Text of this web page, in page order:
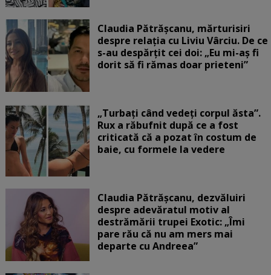
Claudia Pătrășcanu, mărturisiri
despre relația cu Liviu Vârciu. De ce
s-au despărțit cei doi: „Eu mi-aș fi
dorit să fi rămas doar prieteni”
„Turbați când vedeți corpul ăsta”.
Rux a răbufnit după ce a fost
criticată că a pozat în costum de
baie, cu formele la vedere
Claudia Pătrășcanu, dezvăluiri
despre adevăratul motiv al
destrămării trupei Exotic: „Îmi
pare rău că nu am mers mai
departe cu Andreea”